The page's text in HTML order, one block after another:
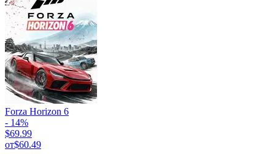
Forza Horizon 6
- 14%
$69.99
от$60.49